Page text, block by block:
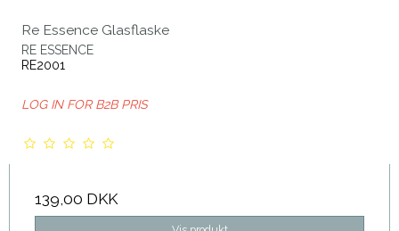
Re Essence Glasflaske
RE ESSENCE
RE2001
LOG IN FOR B2B PRIS
139,00 DKK